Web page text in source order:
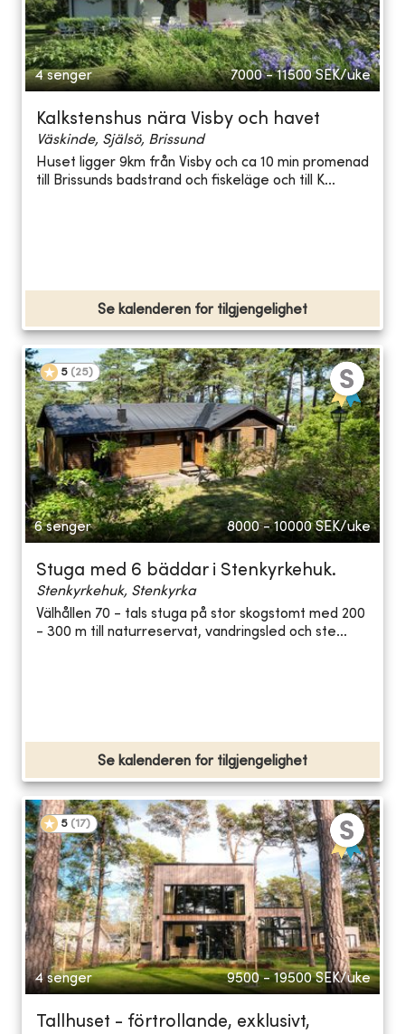
4 senger 7000 - 11500 SEK/uke
Kalkstenshus nära Visby och havet
Väskinde, Själsö, Brissund
Huset ligger 9km från Visby och ca 10 min promenad
till Brissunds badstrand och fiskeläge och till K...
Se kalenderen for tilgjengelighet
5 (25)
6 senger 8000 - 10000 SEK/uke
Stuga med 6 bäddar i Stenkyrkehuk.
Stenkyrkehuk, Stenkyrka
Välhållen 70 - tals stuga på stor skogstomt med 200
- 300 m till naturreservat, vandringsled och ste...
Se kalenderen for tilgjengelighet
5 (17)
4 senger 9500 - 19500 SEK/uke
Tallhuset - förtrollande, exklusivt,